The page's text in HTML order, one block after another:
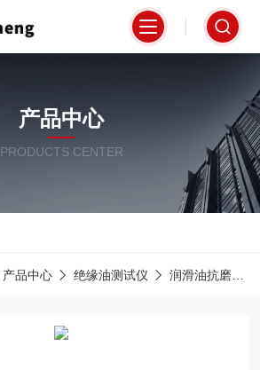
产品中心
PRODUCTS CENTER
产品中心 绝缘油测试仪 润滑油抗磨机